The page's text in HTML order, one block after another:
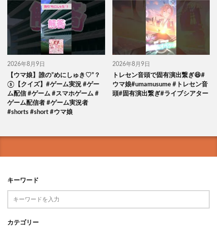
2026年8月9日
【ウマ娘】誰の”めにしゅき♡”？
⑤【クイズ】#ゲーム実況 #ゲー
ム配信 #ゲーム #スマホゲーム #
ゲーム配信者 #ゲーム実況者
#shorts #short #ウマ娘
2026年8月9日
トレセン音頭で固有演出繋ぎ😆#
ウマ娘#umamusume #トレセン音
頭#固有演出繋ぎ#ライブシアター
キーワード
カテゴリー